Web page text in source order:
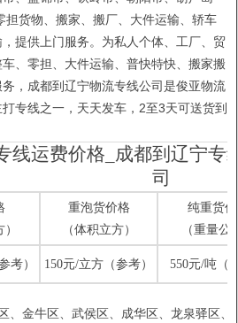
担货物、搬家、搬厂、大件运输、轿车
提供上门服务。为私人个体、工厂、贸
、零担、大件运输、普快特快、搬家搬
，成都到辽宁物流专线公司是俊亚物流
专线之一，天天发车，2至3天可送货到
线运费价格_成都到辽宁专
司
重泡货价格
（体积立方）
纯重货
（重量公
考） 150元/立方（参考） 550元/吨（
、金牛区、武侯区、成华区、龙泉驿区、